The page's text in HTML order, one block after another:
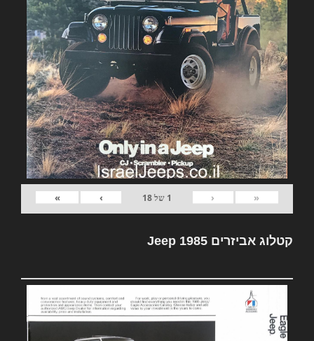
«
‹
1 של18
›
»
קטלוג אביזרים Jeep 1985